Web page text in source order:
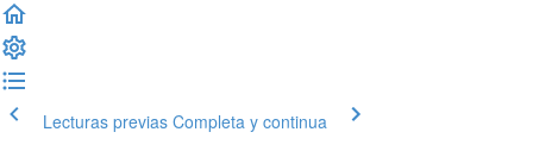
Lecturas previas Completa y continua